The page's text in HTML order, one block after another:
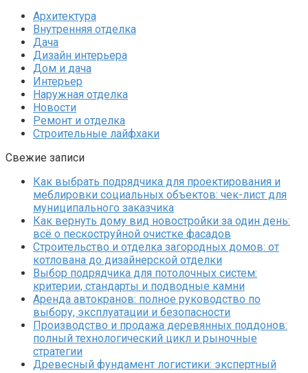
Архитектура
Внутренняя отделка
Дача
Дизайн интерьера
Дом и дача
Интерьер
Наружная отделка
Новости
Ремонт и отделка
Строительные лайфхаки
Свежие записи
Как выбрать подрядчика для проектирования и
меблировки социальных объектов: чек-лист для
муниципального заказчика
Как вернуть дому вид новостройки за один день:
всё о пескоструйной очистке фасадов
Строительство и отделка загородных домов: от
котлована до дизайнерской отделки
Выбор подрядчика для потолочных систем:
критерии, стандарты и подводные камни
Аренда автокранов: полное руководство по
выбору, эксплуатации и безопасности
Производство и продажа деревянных поддонов:
полный технологический цикл и рыночные
стратегии
Древесный фундамент логистики: экспертный